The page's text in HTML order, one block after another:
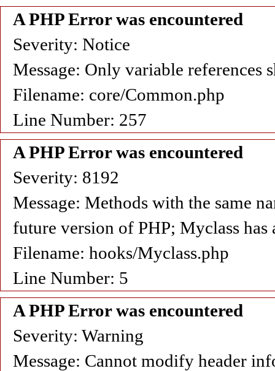
A PHP Error was encountered
Severity: Notice
Message: Only variable references
Filename: core/Common.php
Line Number: 257
A PHP Error was encountered
Severity: 8192
Message: Methods with the same
future version of PHP; Myclass has
Filename: hooks/Myclass.php
Line Number: 5
A PHP Error was encountered
Severity: Warning
Message: Cannot modify header